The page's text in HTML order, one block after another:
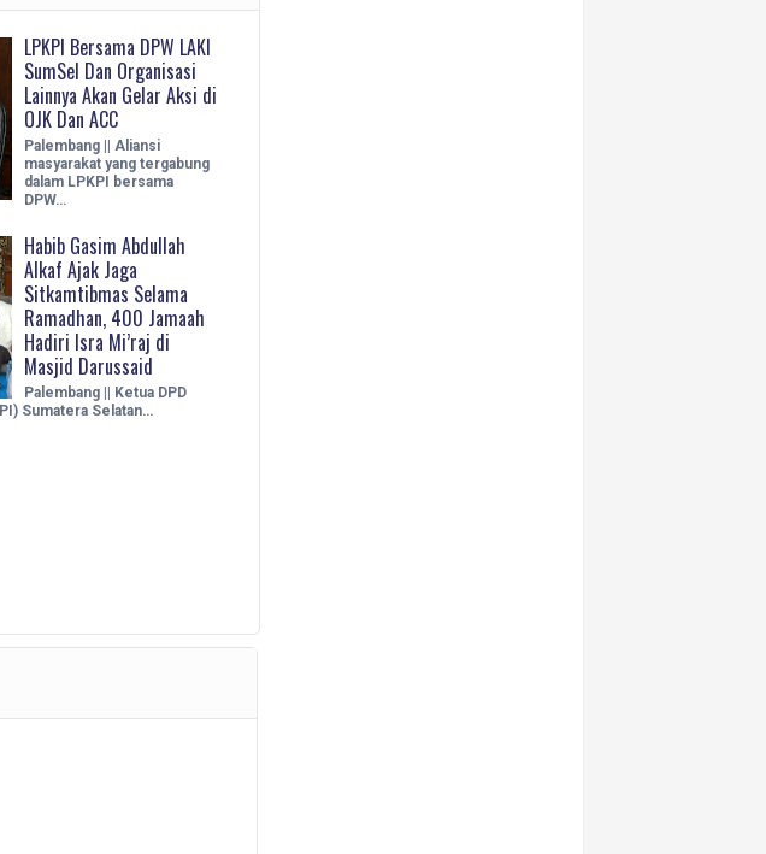
LPKPI Bersama DPW LAKI
SumSel Dan Organisasi
Lainnya Akan Gelar Aksi di
OJK Dan ACC
Palembang || Aliansi
masyarakat yang tergabung
dalam LPKPI bersama
DPW…
Habib Gasim Abdullah
Alkaf Ajak Jaga
Sitkamtibmas Selama
Ramadhan, 400 Jamaah
Hadiri Isra Mi’raj di
Masjid Darussaid
Palembang || Ketua DPD
Sumatera Selatan…